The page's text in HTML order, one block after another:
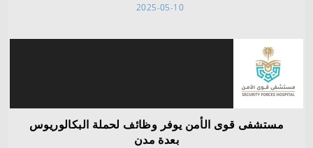
2025-05-10
مستشفى قوى الأمن يوفر وظائف لحملة البكالوريوس
بعدة مدن